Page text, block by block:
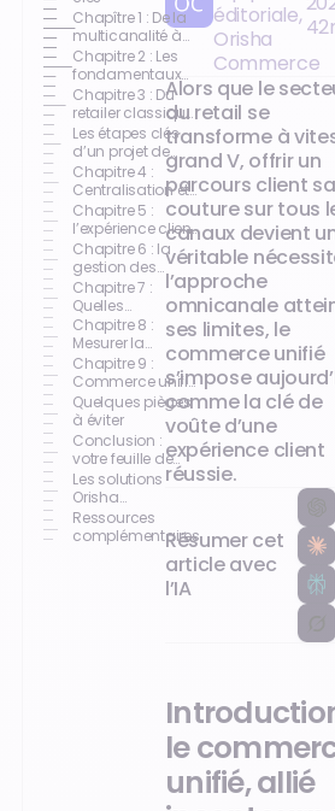
des retailers
Chapître 1 : De la
multicanalité à
l’omnicanalité
Chapitre 2 : Les
fondamentaux
du commerce
unifié
Chapitre 3 : Du
retailer classique
à l’acteur
omnicanal
Les étapes clés
d’un projet de
commerce unifié
Chapitre 4 :
Centralisation et
unification des
données
Chapitre 5 :
l’expérience client
redéfinie par le
commerce unifié
Chapitre 6 : la
gestion des
stocks et des
commandes,
plus efficace que
Chapitre 7 :
Quelles
technologies
pour soutenir le
commerce
unifié ?
Chapitre 8 :
Mesurer la
performance
dans une logique
d’amélioration
Chapitre 9 :
Commerce unifié,
les secrets de la
réussite
Quelques pièges
à éviter
Conclusion :
votre feuille de
route vers le
succès
Les solutions
Orisha
Commerce
Ressources
complémentaires
éditoriale,
Orisha
Commerce
42
Alors que le
du retail se
transforme à
grand V, offrir un
parcours client
couture sur tous
canaux devient
véritable
l’approche
omnicanale
ses limites, le
commerce unifié
s’impose
comme la clé de
voûte d’une
expérience client
réussie.
Résumer cet
article avec
l’IA
le
unifié, allié